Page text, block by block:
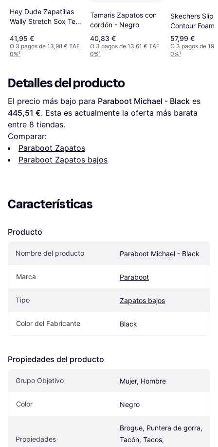
Hey Dude Zapatillas
Wally Stretch Sox Tela
41,95 €
O 3 pagos de 13,98 € TAE
0%¹
Tamaris Zapatos con
cordón - Negro
40,83 €
O 3 pagos de 13,61 € TAE
0%¹
Skechers Slip-
Contour Foam
Fit - Negro
57,99 €
O 3 pagos de
0%¹
Detalles del producto
El precio más bajo para Paraboot Michael - Black
445,51 €. Esta es actualmente la oferta más barata
entre 8 tiendas.
Comparar:
Paraboot Zapatos
Paraboot Zapatos bajos
Características
Producto
Nombre del producto Paraboot Michael - Black
Marca Paraboot
Tipo Zapatos bajos
Color del Fabricante Black
Propiedades del producto
Grupo Objetivo Mujer, Hombre
Color Negro
Propiedades
Brogue, Puntera de gorra,
Tacón, Tacos,